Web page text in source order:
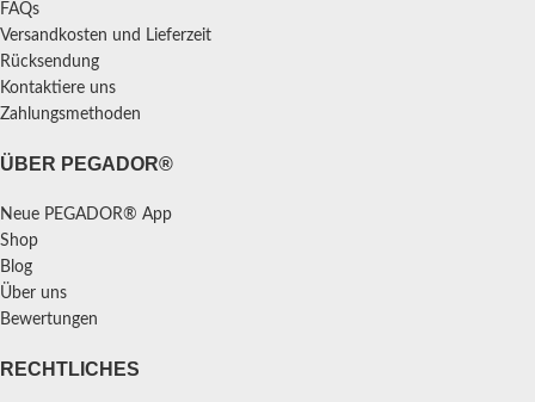
FAQs
Versandkosten und Lieferzeit
Rücksendung
Kontaktiere uns
Zahlungsmethoden
ÜBER PEGADOR®
Neue PEGADOR® App
Shop
Blog
Über uns
Bewertungen
RECHTLICHES